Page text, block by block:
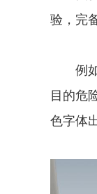
验，完
例
目的危
色字体